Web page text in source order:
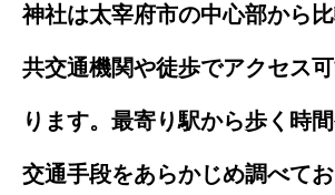
神社は太宰府市の中心部から
共交通機関や徒歩でアクセス
ります。最寄り駅から歩く時
交通手段をあらかじめ調べて